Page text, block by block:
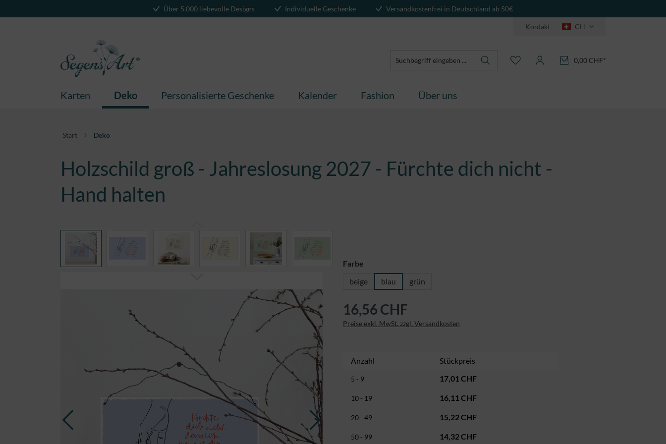
Über 5.000 liebevolle Designs Individuelle Geschenke Versandkostenfrei in Deutschland ab 50€
Kontakt CH
0,00 CHF*
Karten Deko Personalisierte Geschenke Kalender Fashion Über uns
Start Deko
Holzschild groß - Jahreslosung 2027 - Fürchte dich nicht -
Hand halten
Bildergalerie überspringen
Farbe
beige
blau grün
16,56 CHF
Preise exkl. MwSt. zzgl. Versandkosten
Anzahl Stückpreis
5 - 9 17,01 CHF
10 - 19 16,11 CHF
20 - 49 15,22 CHF
50 - 99 14,32 CHF